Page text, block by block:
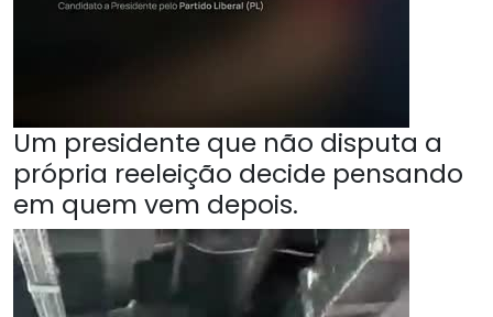
Um presidente que não disputa a
própria reeleição decide pensando
em quem vem depois.